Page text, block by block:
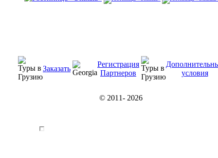
Заказать
Регистрация
Партнеров
условия
© 2011- 2026